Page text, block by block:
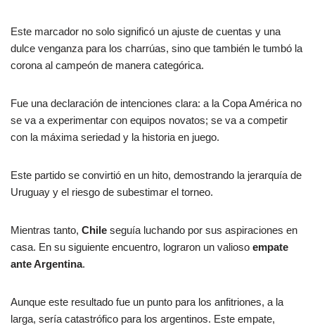
Este marcador no solo significó un ajuste de cuentas y una
dulce venganza para los charrúas, sino que también le tumbó la
corona al campeón de manera categórica.
Fue una declaración de intenciones clara: a la Copa América no
se va a experimentar con equipos novatos; se va a competir
con la máxima seriedad y la historia en juego.
Este partido se convirtió en un hito, demostrando la jerarquía de
Uruguay y el riesgo de subestimar el torneo.
Mientras tanto, Chile seguía luchando por sus aspiraciones en
casa. En su siguiente encuentro, lograron un valioso empate
ante Argentina.
Aunque este resultado fue un punto para los anfitriones, a la
larga, sería catastrófico para los argentinos. Este empate,